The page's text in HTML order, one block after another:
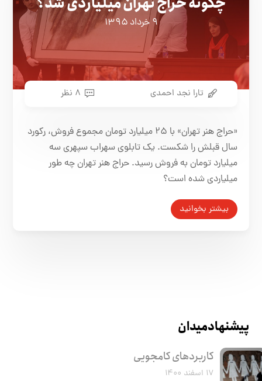
۹ خرداد ۱۳۹۵
تارا نجد احمدی ۸ نظر
«حراج هنر تهران» با ۲۵ میلیارد تومان مجموع فروش، رکورد
سال قبلش را شکست. یک تابلوی سهراب سپهری سه
میلیارد تومان به فروش رسید. حراج هنر تهران چه طور
میلیاردی شده است؟
بیشتر بخوانید
پیشنهاد میدان
کاربرد‌های کامجویی
۱۷ اسفند ۱۴۰۰